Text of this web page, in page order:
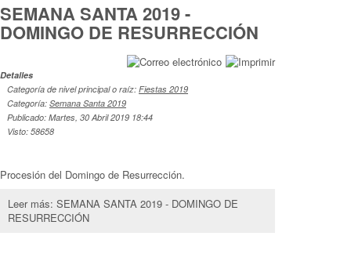
SEMANA SANTA 2019 -
DOMINGO DE RESURRECCIÓN
Detalles
Categoría de nivel principal o raíz: Fiestas 2019
Categoría: Semana Santa 2019
Publicado: Martes, 30 Abril 2019 18:44
Visto: 58658
Procesión del Domingo de Resurrección.
Leer más: SEMANA SANTA 2019 - DOMINGO DE
RESURRECCIÓN